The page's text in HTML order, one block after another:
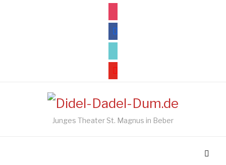
facebook
youtube
Junges Theater St. Magnus in Beber